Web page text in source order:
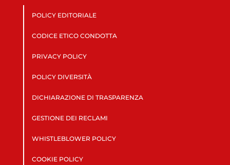
POLICY EDITORIALE
CODICE ETICO CONDOTTA
PRIVACY POLICY
POLICY DIVERSITÀ
DICHIARAZIONE DI TRASPARENZA
GESTIONE DEI RECLAMI
WHISTLEBLOWER POLICY
COOKIE POLICY